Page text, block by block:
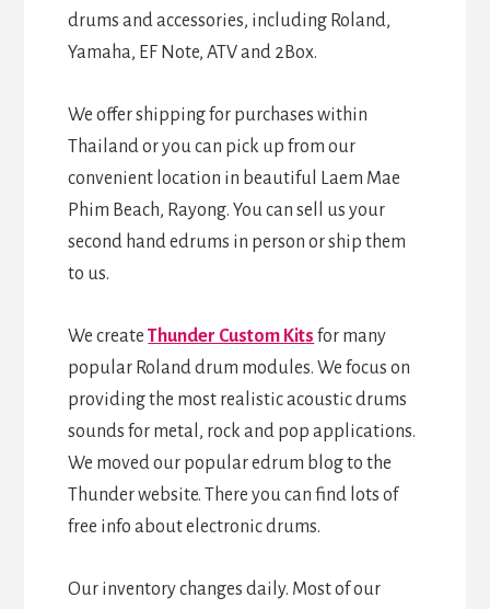
drums and accessories, including Roland,
Yamaha, EF Note, ATV and 2Box.
We offer shipping for purchases within
Thailand or you can pick up from our
convenient location in beautiful Laem Mae
Phim Beach, Rayong. You can sell us your
second hand edrums in person or ship them
to us.
We createThunder Custom Kits for many
popular Roland drum modules. We focus on
providing the most realistic acoustic drums
sounds for metal, rock and pop applications.
We moved our popular edrum blog to the
Thunder website. There you can find lots of
free info about electronic drums.
Our inventory changes daily. Most of our